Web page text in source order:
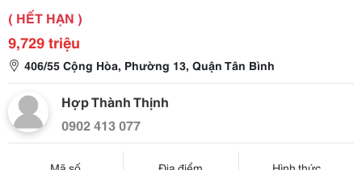
( HẾT HẠN )
9,729 triệu
406/55 Cộng Hòa, Phường 13, Quận Tân Bình
Hợp Thành Thịnh
0902 413 077